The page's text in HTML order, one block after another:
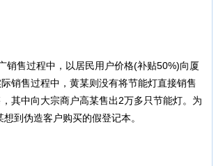
售过程中，以居民用户价格(补贴50%)向厦
销售过程中，黄某则没有将节能灯直接销售
其中向大宗商户高某售出2万多只节能灯。为
到伪造客户购买的假登记本。